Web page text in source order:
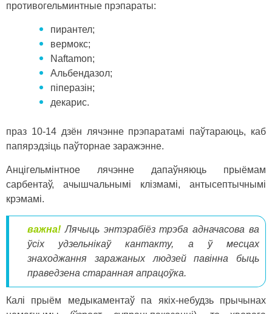
противогельминтные прэпараты:
пирантел;
вермокс;
Naftamon;
Альбендазол;
піперазін;
декарис.
праз 10-14 дзён лячэнне прэпаратамі паўтараюць, каб
папярэдзіць паўторнае заражэнне.
Анцігельмінтное лячэнне дапаўняюць прыёмам
сарбентаў, ачышчальнымі клізмамі, антысептычнымі
крэмамі.
важна! Лячыць энтэрабіёз трэба адначасова ва
ўсіх удзельнікаў кантакту, а ў месцах
знаходжання заражаных людзей павінна быць
праведзена старанная апрацоўка.
Калі прыём медыкаментаў па якіх-небудзь прычынах